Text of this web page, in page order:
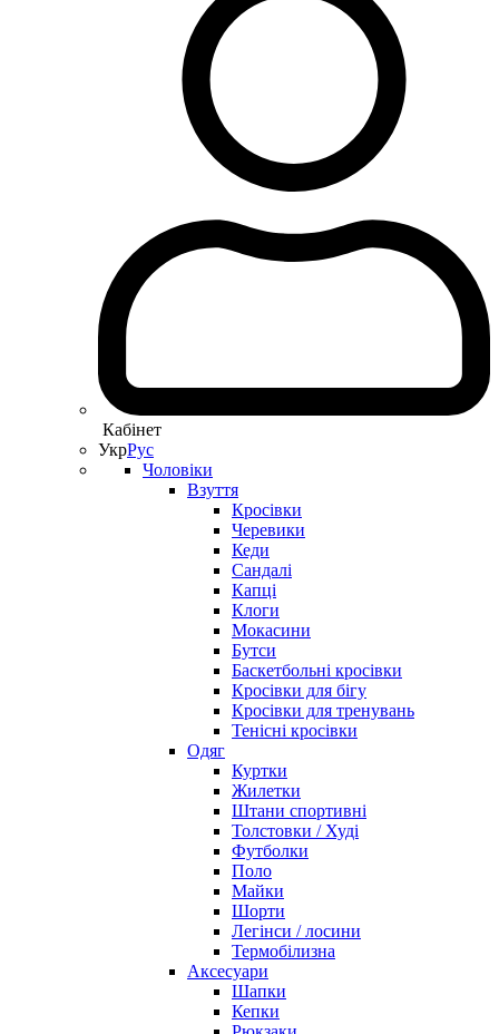
Кабінет
УкрРус
Чоловіки
Взуття
Кросівки
Черевики
Кеди
Сандалі
Капці
Клоги
Мокасини
Бутси
Баскетбольні кросівки
Кросівки для бігу
Кросівки для тренувань
Тенісні кросівки
Одяг
Куртки
Жилетки
Штани спортивні
Толстовки / Худі
Футболки
Поло
Майки
Шорти
Легінси / лосини
Термобілизна
Аксесуари
Шапки
Кепки